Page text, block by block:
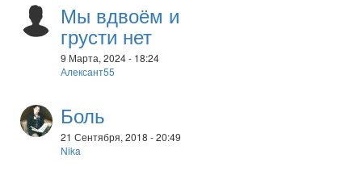
Мы вдвоём и
грусти нет
9 Марта, 2024 - 18:24
Алексант55
Боль
21 Сентября, 2018 - 20:49
Nika